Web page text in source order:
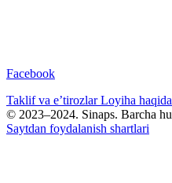
Facebook
Taklif va e’tirozlarLoyiha haqida
© 2023–2024. Sinaps. Barcha
Saytdan foydalanish shartlari